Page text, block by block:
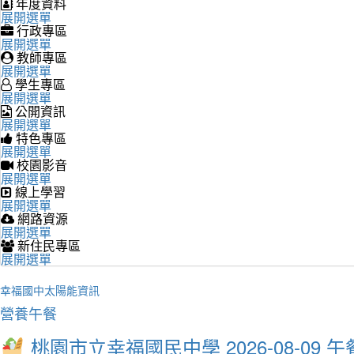
展開選單
行政專區
展開選單
教師專區
展開選單
學生專區
展開選單
公開資訊
展開選單
特色專區
展開選單
校園影音
展開選單
線上學習
展開選單
網路資源
展開選單
新住民專區
展開選單
幸福國中太陽能資訊
營養午餐
桃園市立幸福國民中學 2026-08-09 午